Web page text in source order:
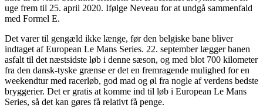
uge frem til 25. april 2020. Ifølge Neveau for at undgå sammenfald
med Formel E.
Det varer til gengæld ikke længe, før den belgiske bane bliver
indtaget af European Le Mans Series. 22. september lægger banen
asfalt til det næstsidste løb i denne sæson, og med blot 700 kilometer
fra den dansk-tyske grænse er det en fremragende mulighed for en
weekendtur med racerløb, god mad og øl fra nogle af verdens bedste
bryggerier. Det er gratis at komme ind til løb i European Le Mans
Series, så det kan gøres få relativt få penge.